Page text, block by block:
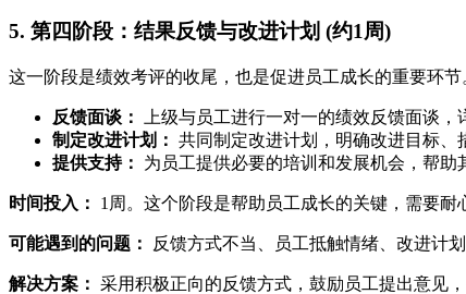
5. 第四阶段：结果反馈与改进计划 (约1周)
这一阶段是绩效考评的收尾，也是促进员工成长的重要环节
反馈面谈：
上级与员工进行一对一的绩效反馈面谈
制定改进计划： 共同制定改进计划，明确改进目标、
提供支持：
为员工提供必要的培训和发展机会，帮助
时间投入： 1周。这个阶段是帮助员工成长的关键，需要耐
可能遇到的问题： 反馈方式不当、员工抵触情绪、改进计划
解决方案： 采用积极正向的反馈方式，鼓励员工提出意见